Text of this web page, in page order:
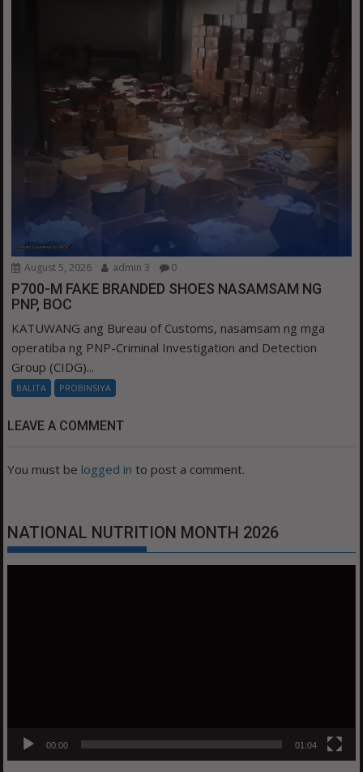
August 5, 2026 admin 3 0
P700-M FAKE BRANDED SHOES NASAMSAM NG
PNP, BOC
KATUWANG ang Bureau of Customs, nasamsam ng mga
operatiba ng PNP-Criminal Investigation and Detection
Group (CIDG)...
BALITA PROBINSIYA
LEAVE A COMMENT
You must be logged in to post a comment.
NATIONAL NUTRITION MONTH 2026
00:00 01:04